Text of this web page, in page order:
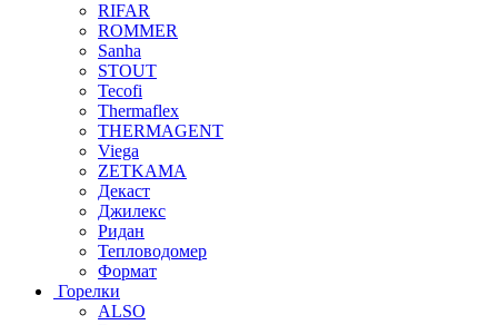
RIFAR
ROMMER
Sanha
STOUT
Tecofi
Thermaflex
THERMAGENT
Viega
ZETKAMA
Декаст
Джилекс
Ридан
Тепловодомер
Формат
Горелки
ALSO